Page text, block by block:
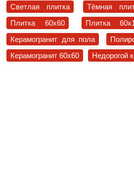
Светлая плитка
Тёмная
Плитка 60x60
Плитка
Керамогранит для пола
Керамогранит 60x60
Недорогой